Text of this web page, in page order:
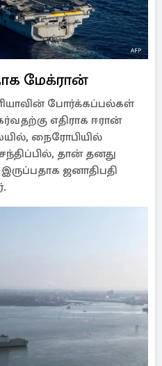
மேக்ரான்
போர்க்கப்பல்கள்
எதிராக ஈரான்
நைரோபியில்
தான் தனது
ஜனாதிபதி